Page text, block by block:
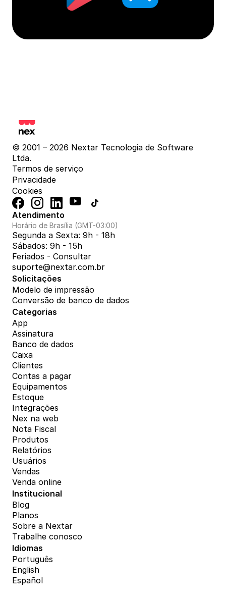
© 2001 – 2026 Nextar Tecnologia de Software
Ltda.
Termos de serviço
Privacidade
Cookies
Atendimento
Horário de Brasília (GMT-03:00)
Segunda a Sexta: 9h - 18h
Sábados: 9h - 15h
Feriados - Consultar
suporte@nextar.com.br
Solicitações
Modelo de impressão
Conversão de banco de dados
Categorias
App
Assinatura
Banco de dados
Caixa
Clientes
Contas a pagar
Equipamentos
Estoque
Integrações
Nex na web
Nota Fiscal
Produtos
Relatórios
Usuários
Vendas
Venda online
Institucional
Blog
Planos
Sobre a Nextar
Trabalhe conosco
Idiomas
Português
English
Español